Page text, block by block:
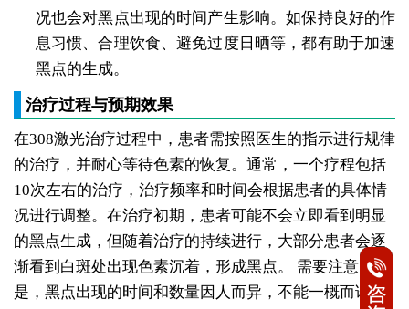
况也会对黑点出现的时间产生影响。如保持良好的作
息习惯、合理饮食、避免过度日晒等，都有助于加速
黑点的生成。
治疗过程与预期效果
在308激光治疗过程中，患者需按照医生的指示进行规律
的治疗，并耐心等待色素的恢复。通常，一个疗程包括
10次左右的治疗，治疗频率和时间会根据患者的具体情
况进行调整。在治疗初期，患者可能不会立即看到明显
的黑点生成，但随着治疗的持续进行，大部分患者会逐
渐看到白斑处出现色素沉着，形成黑点。
需要注意的
是，黑点出现的时间和数量因人而异，不能一概而论。